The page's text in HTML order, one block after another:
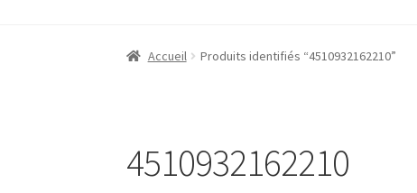
Accueil Produits identifiés “4510932162210”
4510932162210